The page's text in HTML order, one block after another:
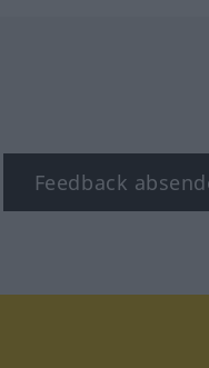
Feedback